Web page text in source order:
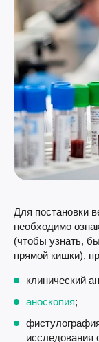
Для постановки
необходимо
(чтобы узнать,
прямой кишки),
клинический
аноскопия;
исследования